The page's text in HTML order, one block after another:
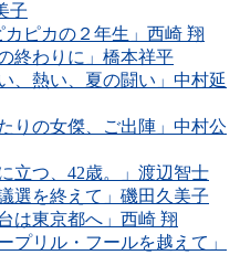
子
カピカの２年生」西崎 翔
終わりに」橋本祥平
、熱い、夏の闘い」中村延
りの女傑、ご出陣」中村公
立つ、42歳。」渡辺智士
選を終えて」磯田久美子
は東京都へ」西崎 翔
プリル・フールを越えて」